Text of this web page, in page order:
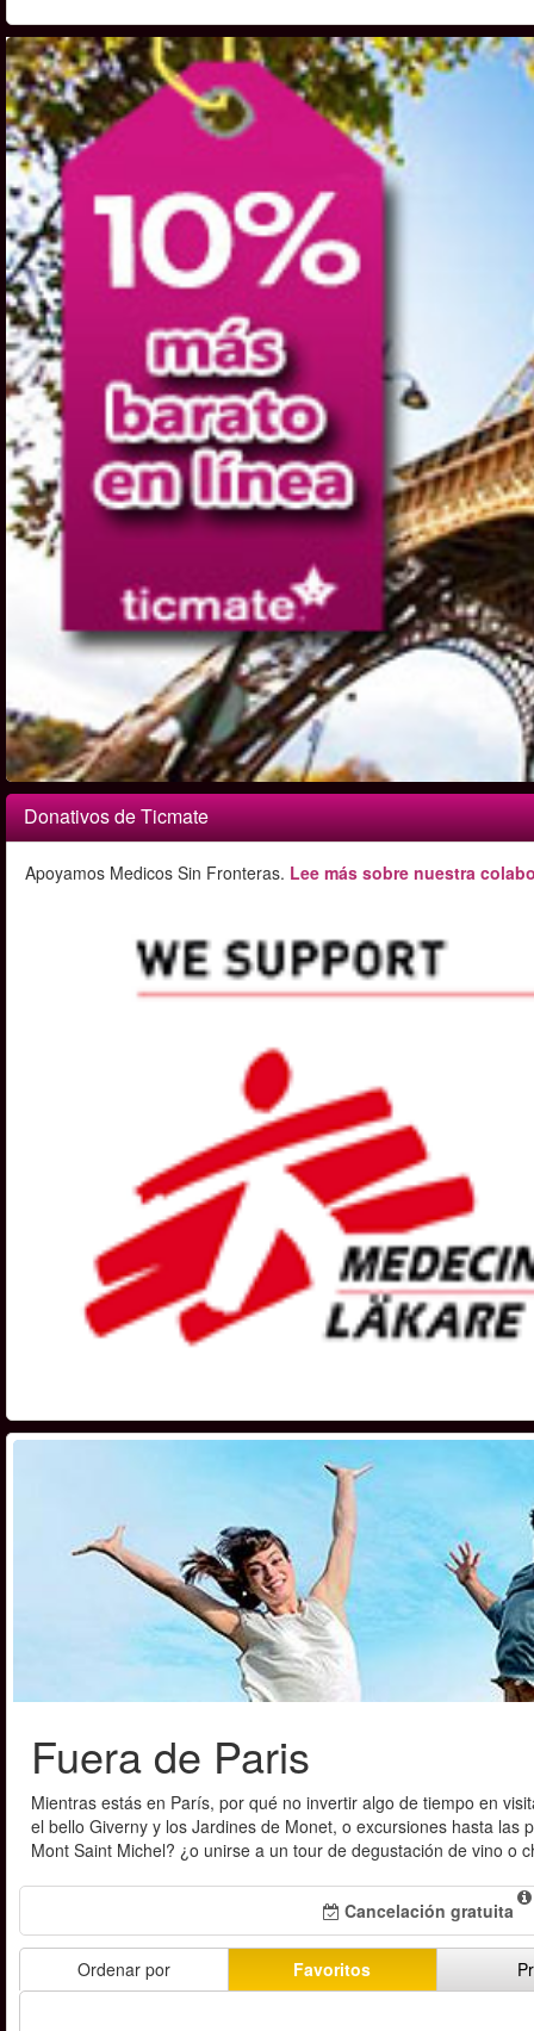
Donativos de Ticmate
Apoyamos Medicos Sin Fronteras. Lee más sobre nuestra
Fuera de Paris
Mientras estás en París, por qué no invertir algo de tiempo en
el bello Giverny y los Jardines de Monet, o excursiones hasta
Mont Saint Michel? ¿o unirse a un tour de degustación de vino o
Cancelación gratuita
Ordenar por Favoritos